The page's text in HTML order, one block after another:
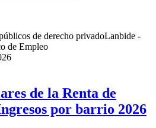
de derecho privadoLanbide -
de Empleo
de la Renta de
por barrio 2026